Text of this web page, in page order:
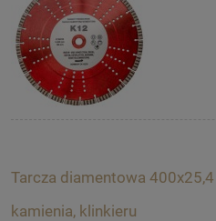
Tarcza diamentowa
kamienia, klinkieru